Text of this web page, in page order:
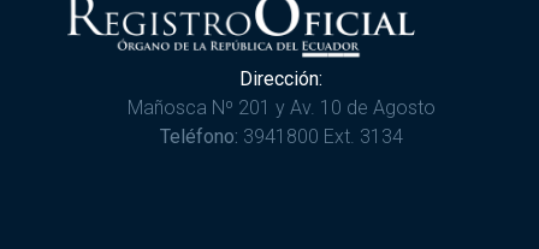
Dirección:
Mañosca Nº 201 y Av. 10 de Agosto
Teléfono: 3941800 Ext. 3134